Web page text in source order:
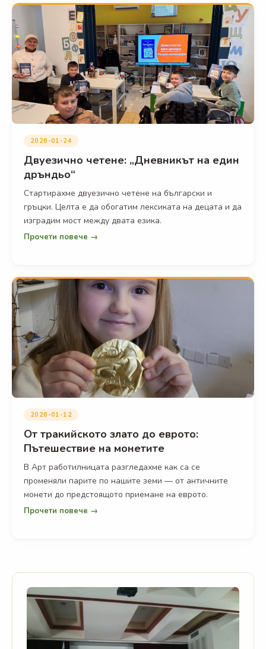
2026-01-24
Двуезично четене: „Дневникът на един
дръндьо“
Стартирахме двуезично четене на български и
гръцки. Целта е да обогатим лексиката на децата и да
изградим мост между двата езика.
Прочети повече →
2026-01-12
От тракийското злато до еврото:
Пътешествие на монетите
В Арт работилницата разгледахме как са се
променяли парите по нашите земи — от античните
монети до предстоящото приемане на еврото.
Прочети повече →